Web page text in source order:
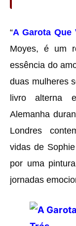
“A Garota Que
Moyes, é um
essência do
duas mulheres
livro alterna
Alemanha
Londres
vidas de
por uma
jornadas